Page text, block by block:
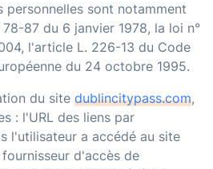
personnelles sont notamment
87 du 6 janvier 1978, la loi n°
l'article L. 226-13 du Code
du 24 octobre 1995.
du site dublincitypass.com,
: l'URL des liens par
l'utilisateur a accédé au site
fournisseur d'accès de